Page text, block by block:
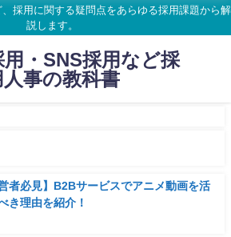
採用に関する疑問点をあらゆる採用課題から解
説します。
・SNS採用など採
人事の教科書
営者必見】B2Bサービスでアニメ動画を活
き理由を紹介！